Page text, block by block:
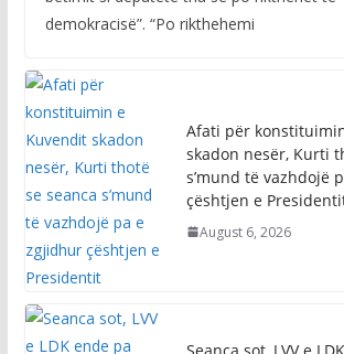
betimit si deputete tha se po rikthehet te
Afati për
skadon nesër, Kurti
s’mund të vazhdojë
çështjen e Presidentit